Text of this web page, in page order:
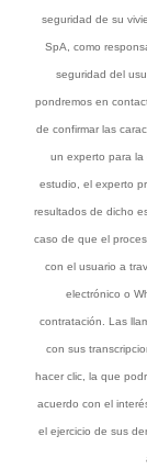
seguridad de su
SpA, como
seguridad del
pondremos en
de confirmar las
un experto para la
estudio, el experto
resultados de dicho
caso de que el
con el usuario a
electrónico o
contratación. Las
con sus
hacer clic, la que
acuerdo con el
el ejercicio de sus